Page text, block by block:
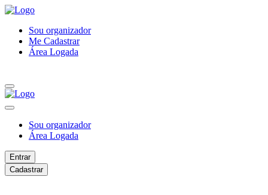
Sou organizador
Me Cadastrar
Área Logada
Sou organizador
Área Logada
Entrar
Cadastrar